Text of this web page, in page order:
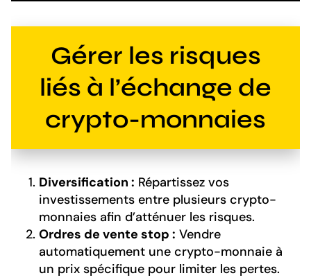
Gérer les risques
liés à l’échange de
crypto-monnaies
Diversification : Répartissez vos
investissements entre plusieurs crypto-
monnaies afin d’atténuer les risques.
Ordres de vente stop : Vendre
automatiquement une crypto-monnaie à
un prix spécifique pour limiter les pertes.